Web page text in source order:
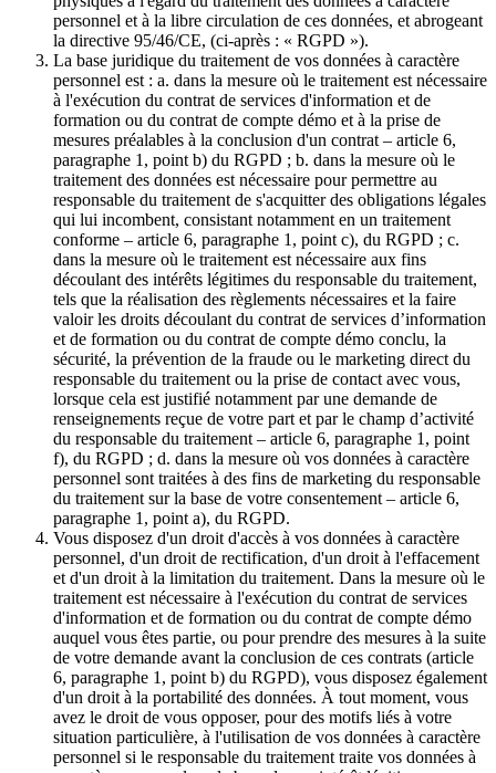
personnel et à la libre circulation de ces données, et abrogeant
la directive 95/46/CE, (ci-après : « RGPD »).
La base juridique du traitement de vos données à caractère
personnel est : a. dans la mesure où le traitement est nécessaire
à l'exécution du contrat de services d'information et de
formation ou du contrat de compte démo et à la prise de
mesures préalables à la conclusion d'un contrat – article 6,
paragraphe 1, point b) du RGPD ; b. dans la mesure où le
traitement des données est nécessaire pour permettre au
responsable du traitement de s'acquitter des obligations légales
qui lui incombent, consistant notamment en un traitement
conforme – article 6, paragraphe 1, point c), du RGPD ; c.
dans la mesure où le traitement est nécessaire aux fins
découlant des intérêts légitimes du responsable du traitement,
tels que la réalisation des règlements nécessaires et la faire
valoir les droits découlant du contrat de services d’information
et de formation ou du contrat de compte démo conclu, la
sécurité, la prévention de la fraude ou le marketing direct du
responsable du traitement ou la prise de contact avec vous,
lorsque cela est justifié notamment par une demande de
renseignements reçue de votre part et par le champ d’activité
du responsable du traitement – article 6, paragraphe 1, point
f), du RGPD ; d. dans la mesure où vos données à caractère
personnel sont traitées à des fins de marketing du responsable
du traitement sur la base de votre consentement – article 6,
paragraphe 1, point a), du RGPD.
Vous disposez d'un droit d'accès à vos données à caractère
personnel, d'un droit de rectification, d'un droit à l'effacement
et d'un droit à la limitation du traitement. Dans la mesure où le
traitement est nécessaire à l'exécution du contrat de services
d'information et de formation ou du contrat de compte démo
auquel vous êtes partie, ou pour prendre des mesures à la suite
de votre demande avant la conclusion de ces contrats (article
6, paragraphe 1, point b) du RGPD), vous disposez également
d'un droit à la portabilité des données. À tout moment, vous
avez le droit de vous opposer, pour des motifs liés à votre
situation particulière, à l'utilisation de vos données à caractère
personnel si le responsable du traitement traite vos données à